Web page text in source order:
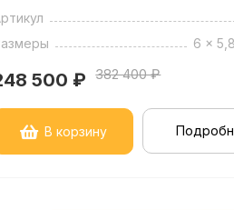
6 x
500 ₽ 382 400 ₽
В корзину